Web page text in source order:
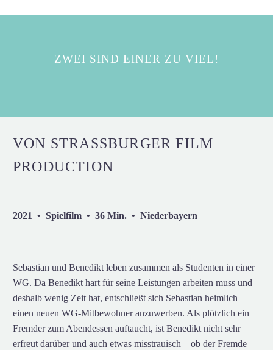
ZWEI SIND EINER ZU VIEL!
VON STRASSBURGER FILM P
RODUCTION
2021 • Spielfilm • 36 Min. • Niederbayern
Sebastian und Benedikt leben zusammen als Studenten in einer
WG. Da Benedikt hart für seine Leistungen arbeiten muss und
deshalb wenig Zeit hat, entschließt sich Sebastian heimlich
einen neuen WG-Mitbewohner anzuwerben. Als plötzlich ein
Fremder zum Abendessen auftaucht, ist Benedikt nicht sehr
erfreut darüber und auch etwas misstrauisch – ob der Fremde